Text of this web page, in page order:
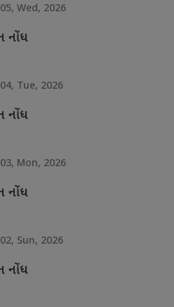
Wed, 2026
નોંધ
Tue, 2026
નોંધ
Mon, 2026
નોંધ
Sun, 2026
નોંધ